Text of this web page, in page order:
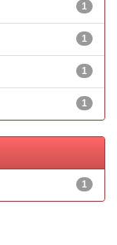
1
1
1
1
1